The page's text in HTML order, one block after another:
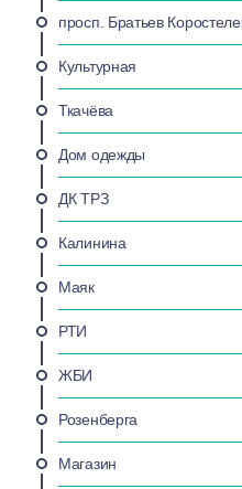
просп. Братьев
Культурная
Ткачёва
Дом одежды
ДК ТРЗ
Калинина
Маяк
РТИ
ЖБИ
Розенберга
Магазин